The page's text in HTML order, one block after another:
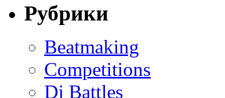
Рубрики
Beatmaking
Competitions
Dj Battles